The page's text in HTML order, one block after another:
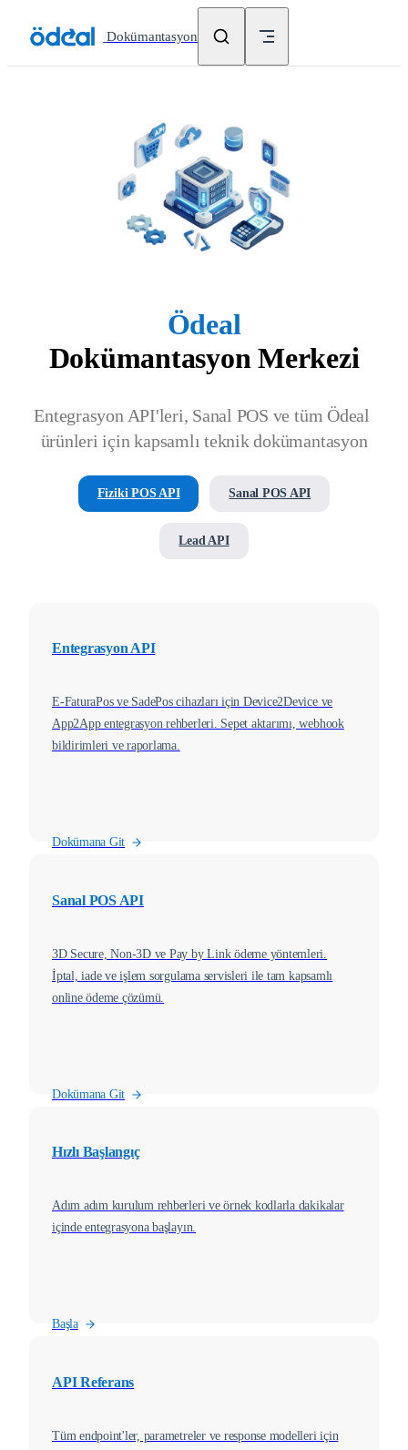
/Dokümantasyon
Ödeal
Dokümantasyon Merkezi
Entegrasyon API'leri, Sanal POS ve tüm Ödeal
ürünleri için kapsamlı teknik dokümantasyon
Fiziki POS API Sanal POS API
Lead API
Entegrasyon API
E-FaturaPos ve SadePos cihazları için Device2Device ve
App2App entegrasyon rehberleri. Sepet aktarımı, webhook
bildirimleri ve raporlama.
Dokümana Git
Sanal POS API
3D Secure, Non-3D ve Pay by Link ödeme yöntemleri.
İptal, iade ve işlem sorgulama servisleri ile tam kapsamlı
online ödeme çözümü.
Dokümana Git
Hızlı Başlangıç
Adım adım kurulum rehberleri ve örnek kodlarla dakikalar
içinde entegrasyona başlayın.
Başla
API Referans
Tüm endpoint'ler, parametreler ve response modelleri için